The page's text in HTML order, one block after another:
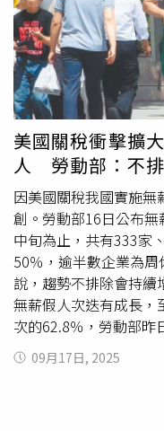
國利民法案，就是國民
前陸續完成了眾多不可
贏2026九合一大選，
政。傅崐萁說，「成功
人民有利，所以崐萁決
表示，對於即將參選黨
亞中等幾位優秀同志，
黨對下一代的承諾。他
結所有在野力量，完
表示，謝謝眾多伙伴不
是警界耿繼文及軍公教
委同志，會與新主席攜
定更多民生法案，守護
和平的重責大任。
美國關稅衝擊擴
人 勞動部：不
因美國關稅我國實施
創。勞動部16日公布
中旬為止，共有333家
50％，逾半數企業為
說，趨勢不排除會持
無薪假人次迭有成長，
次的62.8％，勞動部昨
施無薪假人次占比已
造業，共有271家、
09月17日, 2025